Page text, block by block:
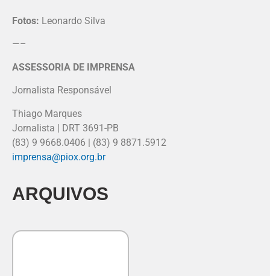
Fotos: Leonardo Silva
—–
ASSESSORIA DE IMPRENSA
Jornalista Responsável
Thiago Marques
Jornalista | DRT 3691-PB
(83) 9 9668.0406 | (83) 9 8871.5912
imprensa@piox.org.br
ARQUIVOS